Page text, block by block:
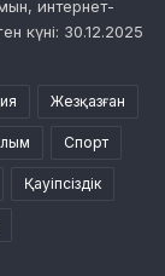
интернет-
күні: 30.12.2025
Жезқазған
Спорт
Қауіпсіздік